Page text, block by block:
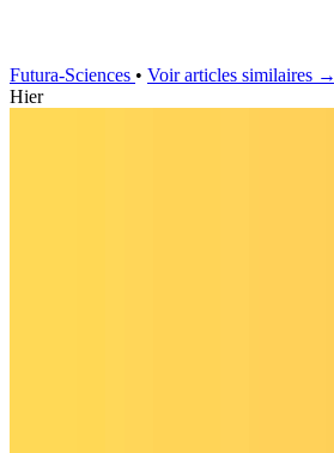
Futura-Sciences • Voir articles similaires →
Hier